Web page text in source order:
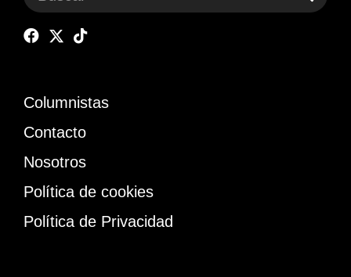
Columnistas
Contacto
Nosotros
Política de cookies
Política de Privacidad